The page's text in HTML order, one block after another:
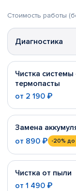
Стоимость работы
Диагностика
Чистка
термопасты
от 2 190 ₽
Замена
от 890 ₽ -20% до
Чистка от пыли
от 1 490 ₽